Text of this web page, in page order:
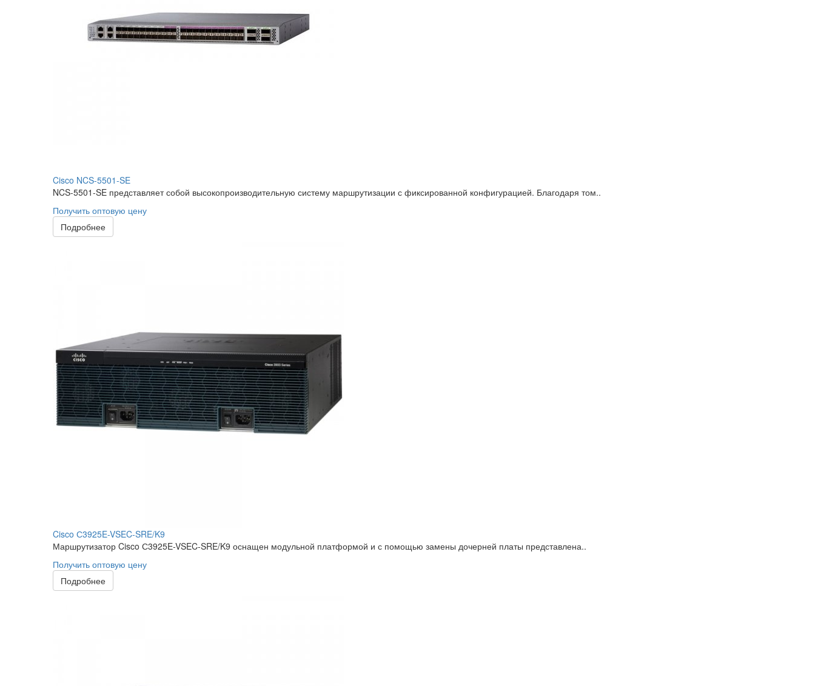
Cisco NCS-5501-SE
NCS-5501-SE представляет собой высокопроизводительную систему маршрутизации с фиксированной конфигурацией. Благодаря том..
Получить оптовую цену
Подробнее
Cisco С3925E-VSEC-SRE/K9
Маршрутизатор Cisco С3925E-VSEC-SRE/K9 оснащен модульной платформой и с помощью замены дочерней платы представлена..
Получить оптовую цену
Подробнее